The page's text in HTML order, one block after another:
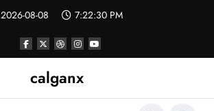
2026-08-08 7:22:30 PM
calganx